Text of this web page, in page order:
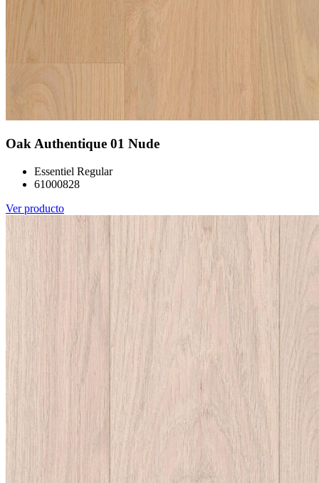
Oak Authentique 01 Nude
Essentiel Regular
61000828
Ver producto